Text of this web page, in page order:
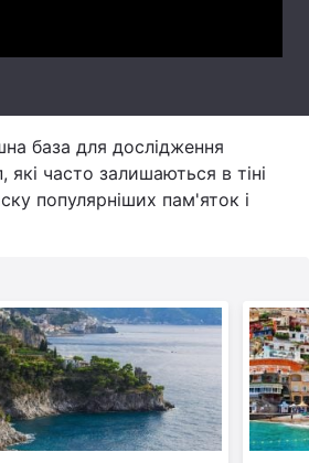
база для дослідження
часто залишаються в тіні
популярніших пам'яток і